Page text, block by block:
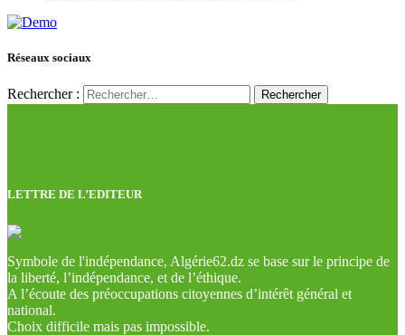
Réseaux sociaux
Rechercher :
LETTRE DE L’EDITEUR
Symbole de l'indépendance, Algérie62.dz se base sur le principe de
la liberté, l’indépendance, et de l’éthique.
A l’écoute des préoccupations citoyennes d’intérêt général et
national.
Choix difficile mais pas impossible.